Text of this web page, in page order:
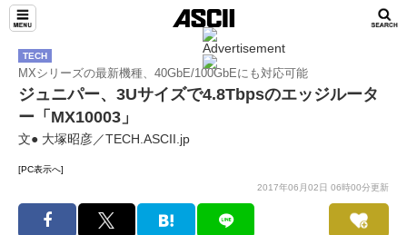
TECH
MXシリーズの最新機種、40GbE/100GbEにも対応可能
ジュニパー、3Uサイズで4.8Tbpsのエッジルータ
ー「MX10003」
文● 大塚昭彦／TECH.ASCII.jp
[PC表示へ]
2017年06月02日 06時00分更新